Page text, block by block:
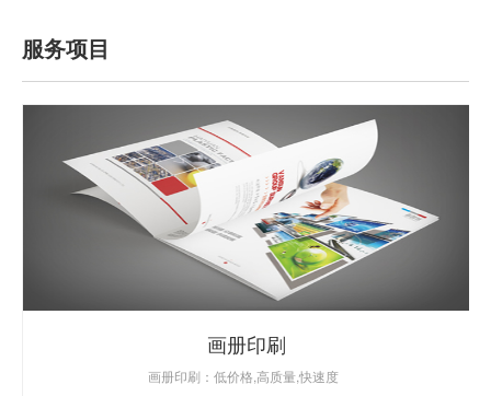
服务项目
画册印刷
画册印刷：低价格,高质量,快速度